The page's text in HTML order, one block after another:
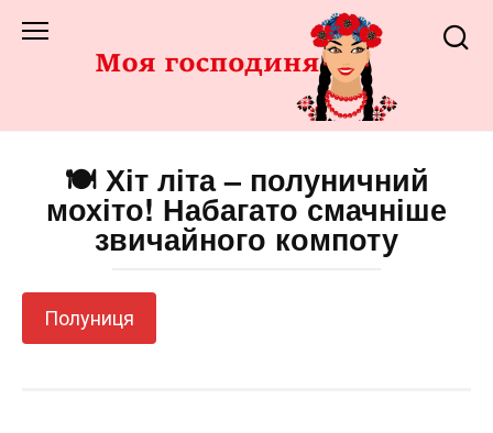
до
🍽️ Хіт літа – полуничний
мохіто! Набагато смачніше
звичайного компоту
Полуниця